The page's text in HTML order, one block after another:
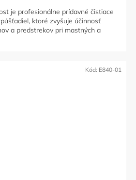
je profesionálne prídavné čistiace
ktoré zvyšuje účinnosť
a predstrekov pri mastných a
Kód: E840-01